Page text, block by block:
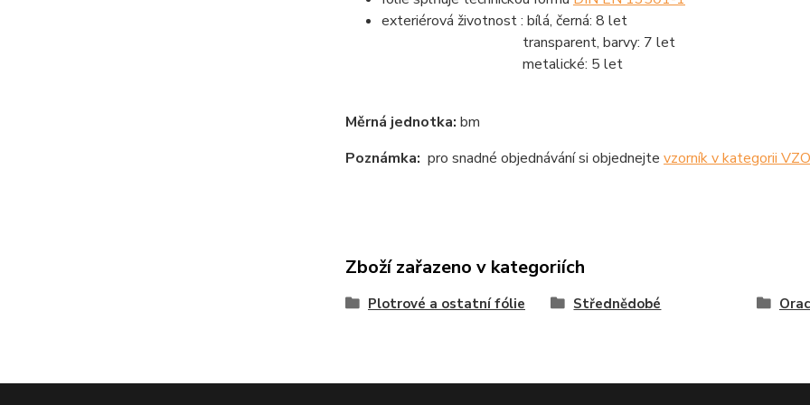
exteriérová životnost : bílá, černá: 8 let
transparent, barvy: 7 let
metalické: 5 let
Měrná jednotka: bm
Poznámka: pro snadné objednávání si objednejte vzorník v kategorii
Zboží zařazeno v kategoriích
Plotrové a ostatní fólie Střednědobé